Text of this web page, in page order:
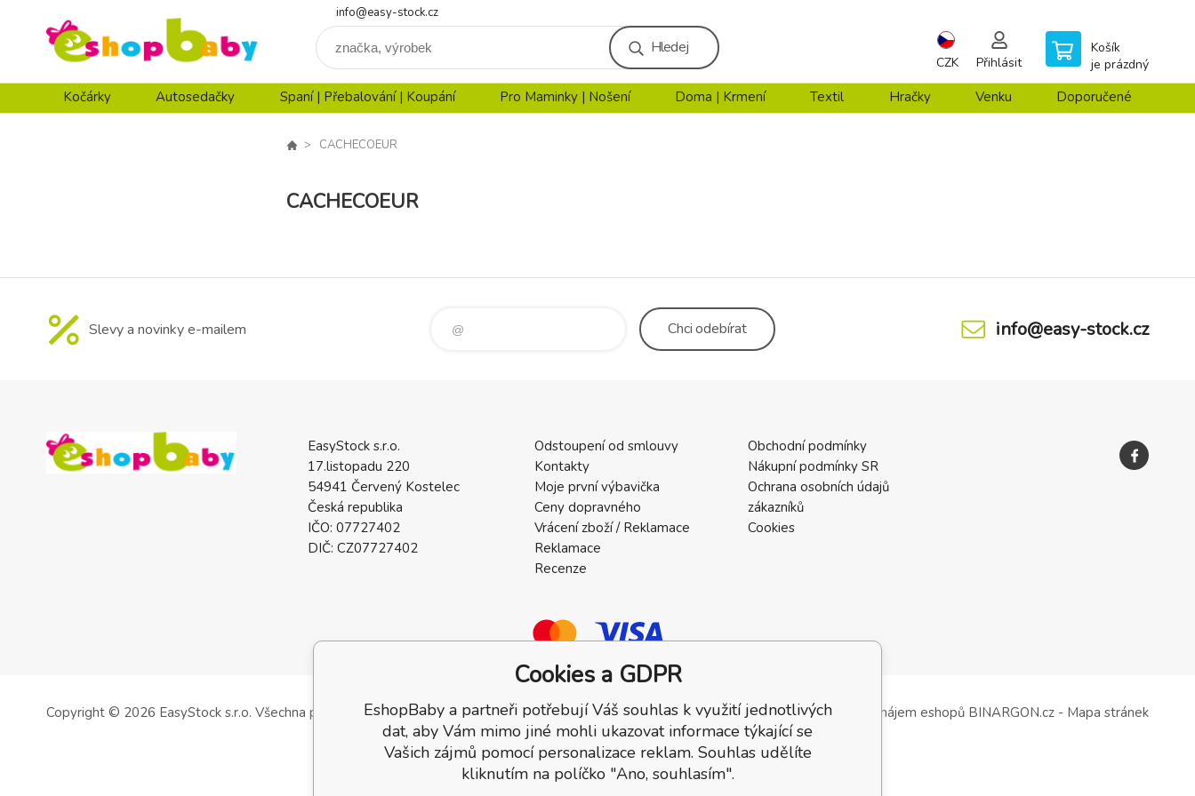
info@easy-stock.cz
Hledej
CZK Přihlásit
Košík
je prázdný
Kočárky Autosedačky Spaní | Přebalování | Koupání Pro Maminky | Nošení Doma | Krmení Textil Hračky Venku Doporučené
CACHECOEUR
CACHECOEUR
Slevy a novinky e-mailem Chciodebírat info@easy-stock.cz
EasyStock s.r.o.
17.listopadu 220
54941 Červený Kostelec
Česká republika
IČO: 07727402
DIČ: CZ07727402
Odstoupení od smlouvy
Kontakty
Moje první výbavička
Ceny dopravného
Vrácení zboží / Reklamace
Reklamace
Recenze
Obchodní podmínky
Nákupní podmínky SR
Ochrana osobních údajů
zákazníků
Cookies
Copyright © 2026 EasyStock s.r.o. Všechna práva vyhrazena. Tvorba a pronájem eshopů BINARGON.cz - Mapa stránek
Cookies a GDPR
EshopBaby a partneři potřebují Váš souhlas k využití jednotlivých
dat, aby Vám mimo jiné mohli ukazovat informace týkající se
Vašich zájmů pomocí personalizace reklam. Souhlas udělíte
kliknutím na políčko "Ano, souhlasím".